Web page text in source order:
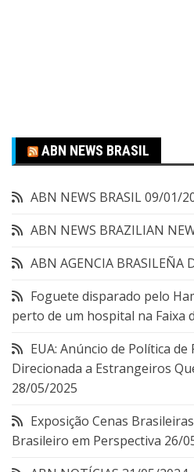
ABN NEWS BRASIL
ABN NEWS BRASIL09/01/
ABN NEWS BRAZILIAN
ABN AGENCIA BRASILEÑA
Foguete disparado pelo
perto de um hospital na Faixa
EUA: Anúncio de Política
Direcionada a Estrangeiros
28/05/2025
Exposição Cenas
Brasileiro em Perspectiva 26/